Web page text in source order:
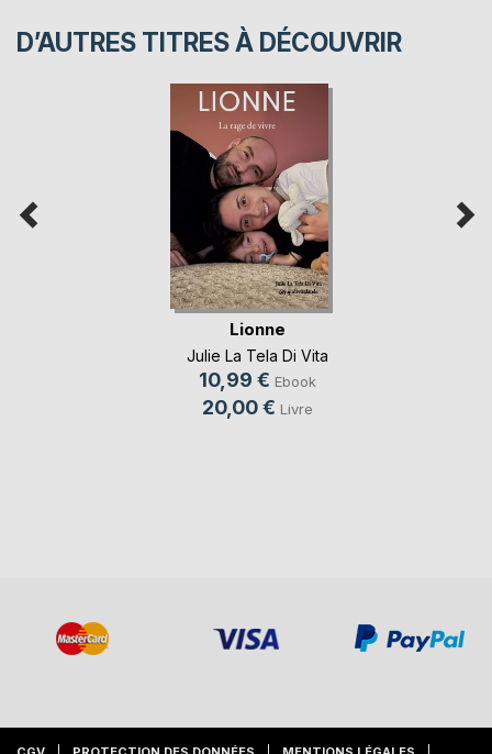
D’AUTRES TITRES À DÉCOUVRIR
Lionne
Julie La Tela Di Vita
10,99 € Ebook
20,00 € Livre